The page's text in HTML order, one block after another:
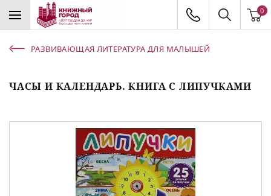
0
РАЗВИВАЮЩАЯ ЛИТЕРАТУРА ДЛЯ МАЛЫШЕЙ
ЧАСЫ И КАЛЕНДАРЬ. КНИГА С ЛИПУЧКАМИ